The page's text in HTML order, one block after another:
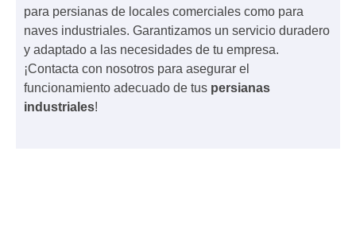
para persianas de locales comerciales como para
naves industriales. Garantizamos un servicio duradero
y adaptado a las necesidades de tu empresa.
¡Contacta con nosotros para asegurar el
funcionamiento adecuado de tus persianas
industriales!